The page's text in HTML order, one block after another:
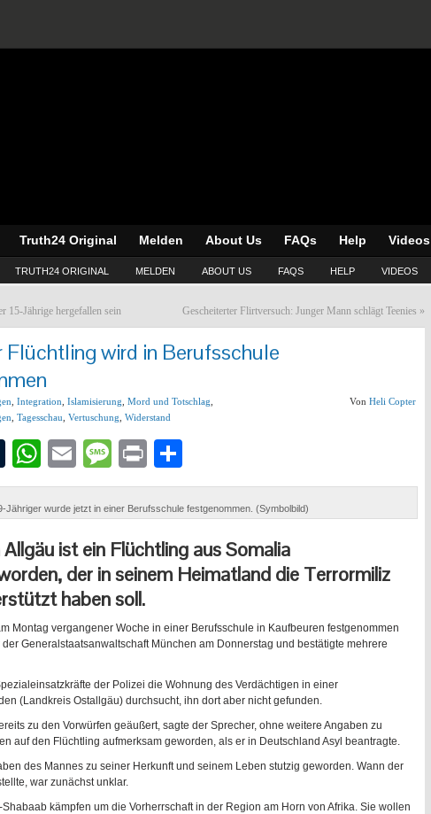
Truth24 Original Melden About Us FAQs Help Videos
TRUTH24 ORIGINAL MELDEN ABOUT US FAQS HELP VIDEOS
15-Jährige hergefallen sein Gescheiterter Flirtversuch: Junger Mann schlägt Teenies »
Flüchtling wird in Berufsschule
Integration Islamisierung Mord und Totschlag
Tagesschau Vertuschung Widerstand
Von Heli Copter
Tumblr
WhatsApp
EmailMessage
Print
Jähriger wurde jetzt in einer Berufsschule festgenommen. (Symbolbild)
Allgäu ist ein Flüchtling aus Somalia
der in seinem Heimatland die Terrormiliz
haben soll.
Montag vergangener Woche in einer Berufsschule in Kaufbeuren festgenommen
Generalstaatsanwaltschaft München am Donnerstag und bestätigte mehrere
der Polizei die Wohnung des Verdächtigen in einer
(Landkreis Ostallgäu) durchsucht, ihn dort aber nicht gefunden.
zu den Vorwürfen geäußert, sagte der Sprecher, ohne weitere Angaben zu
auf den Flüchtling aufmerksam geworden, als er in Deutschland Asyl beantragte.
des Mannes zu seiner Herkunft und seinem Leben stutzig geworden. Wann der
war zunächst unklar.
Shabaab kämpfen um die Vorherrschaft in der Region am Horn von Afrika. Sie wollen